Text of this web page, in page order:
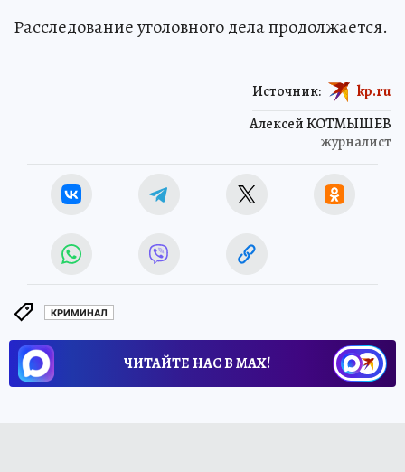
Расследование уголовного дела продолжается.
Алексей КОТМЫШЕВ
журналист
Источник: kp.ru
КРИМИНАЛ
ЧИТАЙТЕ НАС В МАХ!